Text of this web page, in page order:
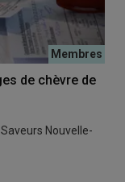
de chèvre de
Nouvelle-